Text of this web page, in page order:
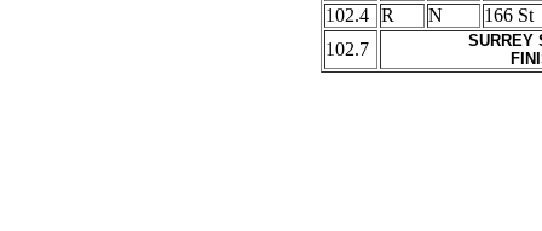
102.4 R N
166 St
102.7
SURREY